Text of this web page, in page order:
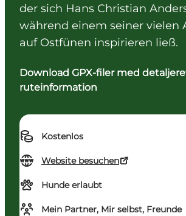
der sich Hans Christian
während einem seiner vielen
auf Ostfünen inspirieren ließ.
Download GPX-filer med
ruteinformation
Kostenlos
Website besuchen
Hunde erlaubt
Mein Partner, Mir selbst, Freunde